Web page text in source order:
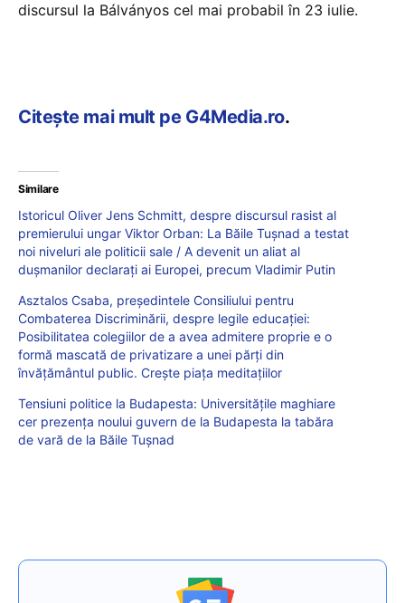
discursul la Bálványos cel mai probabil în 23 iulie.
Citește mai mult pe G4Media.ro.
Similare
Istoricul Oliver Jens Schmitt, despre discursul rasist al
premierului ungar Viktor Orban: La Băile Tușnad a testat
noi niveluri ale politicii sale / A devenit un aliat al
dușmanilor declarați ai Europei, precum Vladimir Putin
Asztalos Csaba, președintele Consiliului pentru
Combaterea Discriminării, despre legile educației:
Posibilitatea colegiilor de a avea admitere proprie e o
formă mascată de privatizare a unei părți din
învățământul public. Crește piața meditațiilor
Tensiuni politice la Budapesta: Universitățile maghiare
cer prezența noului guvern de la Budapesta la tabăra
de vară de la Băile Tușnad